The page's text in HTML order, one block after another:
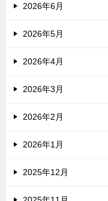
2026年6月
2026年5月
2026年4月
2026年3月
2026年2月
2026年1月
2025年12月